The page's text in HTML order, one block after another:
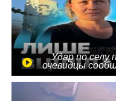
Удар по селу
очевидцы